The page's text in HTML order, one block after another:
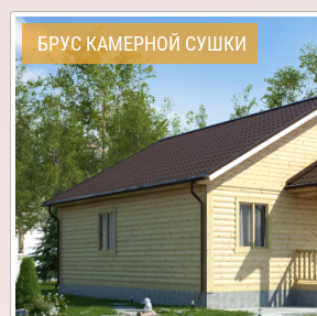
БРУС КАМЕРНОЙ СУШКИ